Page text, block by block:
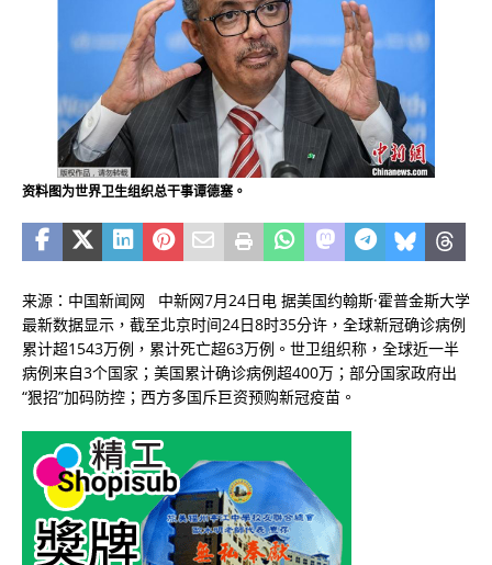
资料图为世界卫生组织总干事谭德塞。
来源：中国新闻网 中新网7月24日电 据美国约翰斯·霍普金斯大学
最新数据显示，截至北京时间24日8时35分许，全球新冠确诊病例
累计超1543万例，累计死亡超63万例。世卫组织称，全球近一半
病例来自3个国家；美国累计确诊病例超400万；部分国家政府出
“狠招”加码防控；西方多国斥巨资预购新冠疫苗。